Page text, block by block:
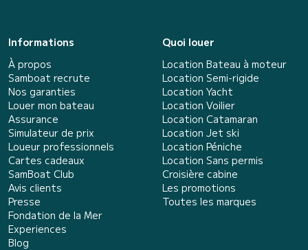
Informations
À propos
Samboat recrute
Nos garanties
Louer mon bateau
Assurance
Simulateur de prix
Loueur professionnels
Cartes cadeaux
SamBoat Club
Avis clients
Presse
Fondation de la Mer
Experiences
Blog
Quoi louer
Location Bateau à moteur
Location Semi-rigide
Location Yacht
Location Voilier
Location Catamaran
Location Jet ski
Location Péniche
Location Sans permis
Croisière cabine
Les promotions
Toutes les marques